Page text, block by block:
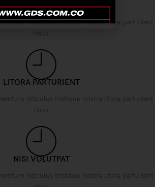
SAGITTIS MALESUAD
ridiculus tristique nostra litora parturient
LITORA PARTURIENT
ridiculus tristique nostra litora parturient
risus
NISI VOLUTPAT
ridiculus tristique nostra litora parturient